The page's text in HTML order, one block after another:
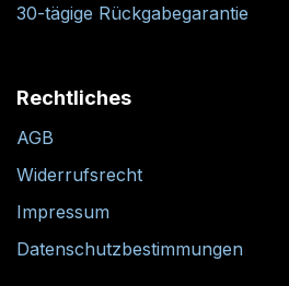
30-tägige Rückgabegarantie
Rechtliches
AGB
Widerrufsrecht
Impressum
Datenschutzbestimmungen